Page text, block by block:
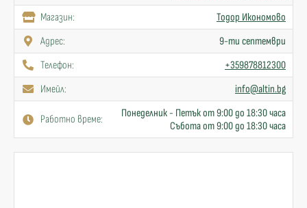
Mагазин:
Тодор Икономово
Адрес:
9-ти септември
Телефон:
+359878812300
Имейл:
info@altin.bg
Работно време:
Понеделник - Петък от 9:00 до 18:30 часа
Събота от 9:00 до 18:30 часа